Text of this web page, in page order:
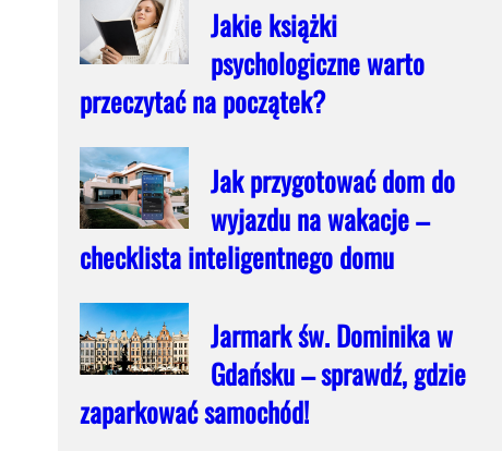
Jakie książki
psychologiczne warto
przeczytać na początek?
Jak przygotować dom do
wyjazdu na wakacje –
checklista inteligentnego domu
Jarmark św. Dominika w
Gdańsku – sprawdź, gdzie
zaparkować samochód!